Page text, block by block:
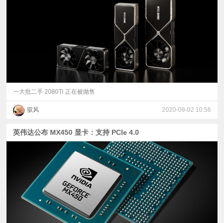
一大批二手 2080Ti 正在被抛售
驭风 2020-09-02 10:56
英伟达公布 MX450 显卡：支持 PCIe 4.0